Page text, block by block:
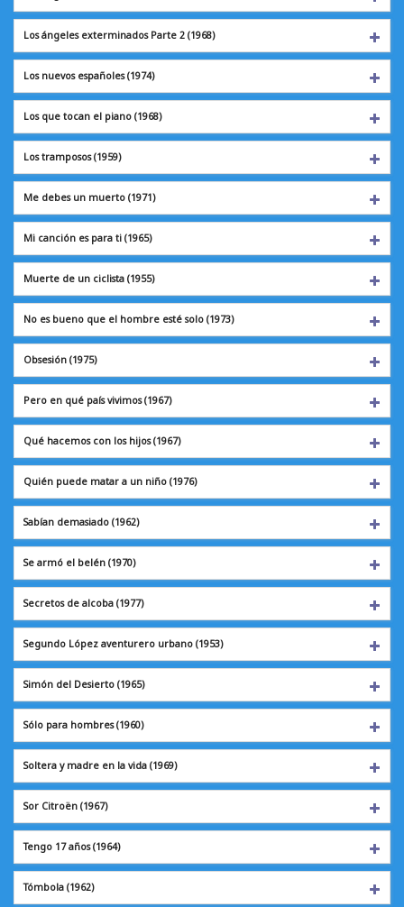
Los ángeles exterminados Parte 2 (1968)
Los nuevos españoles (1974)
Los que tocan el piano (1968)
Los tramposos(1959)
Me debes un muerto (1971)
Mi canción es para ti (1965)
Muerte de un ciclista (1955)
No es bueno que el hombre esté solo (1973)
Obsesión (1975)
Pero en qué país vivimos (1967)
Qué hacemos con los hijos (1967)
Quién puede matar a un niño (1976)
Sabían demasiado (1962)
Se armó el belén (1970)
Secretos de alcoba (1977)
Segundo López aventurero urbano (1953)
Simón del Desierto (1965)
Sólo para hombres(1960)
Soltera y madre en la vida (1969)
Sor Citroën (1967)
Tengo 17 años(1964)
Tómbola (1962)